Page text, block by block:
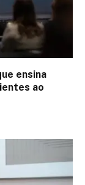
ensina
ao